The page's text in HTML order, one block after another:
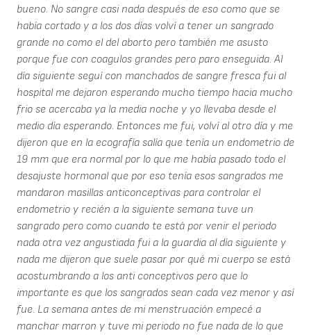
bueno. No sangre casi nada después de eso como que se
había cortado y a los dos días volví a tener un sangrado
grande no como el del aborto pero también me asusto
porque fue con coagulos grandes pero paro enseguida. Al
día siguiente seguí con manchados de sangre fresca fui al
hospital me dejaron esperando mucho tiempo hacia mucho
frio se acercaba ya la media noche y yo llevaba desde el
medio día esperando. Entonces me fui, volví al otro día y me
dijeron que en la ecografía salía que tenía un endometrio de
19 mm que era normal por lo que me había pasado todo el
desajuste hormonal que por eso tenía esos sangrados me
mandaron masillas anticonceptivas para controlar el
endometrio y recién a la siguiente semana tuve un
sangrado pero como cuando te está por venir el periodo
nada otra vez angustiada fui a la guardia al día siguiente y
nada me dijeron que suele pasar por qué mi cuerpo se está
acostumbrando a los anti conceptivos pero que lo
importante es que los sangrados sean cada vez menor y así
fue. La semana antes de mi menstruación empecé a
manchar marron y tuve mi periodo no fue nada de lo que